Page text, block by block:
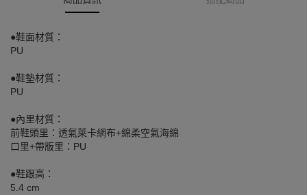
●鞋面材質：
PU
●鞋墊材質：
PU
●內里材質：
前鞋頭里：透氣萊卡網布+綿柔空氣海綿
口里+帶版里：PU
●鞋跟高：
5.4 cm